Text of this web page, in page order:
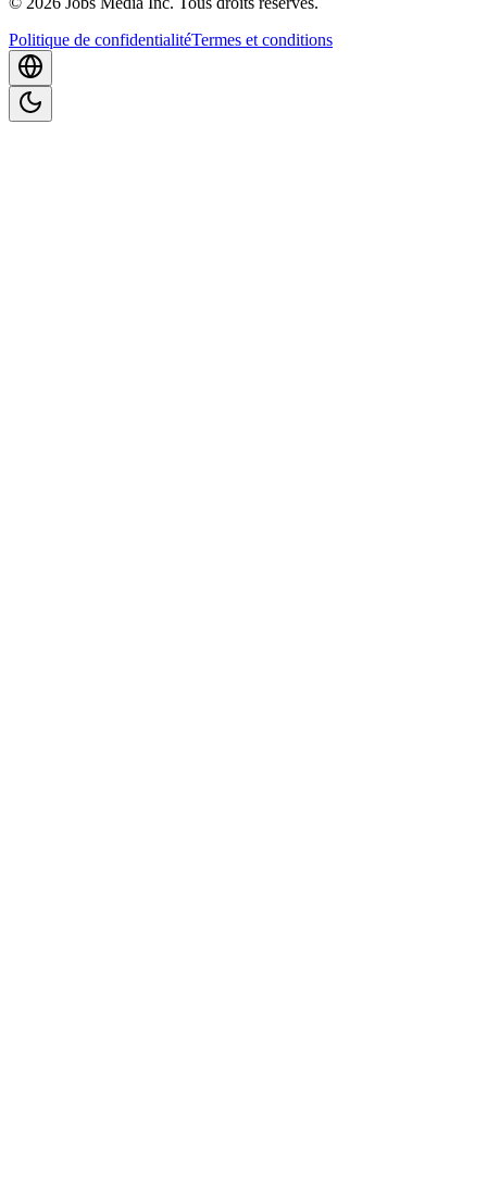
Politique de confidentialitéTermes et conditions